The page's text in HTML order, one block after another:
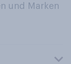
und Marken